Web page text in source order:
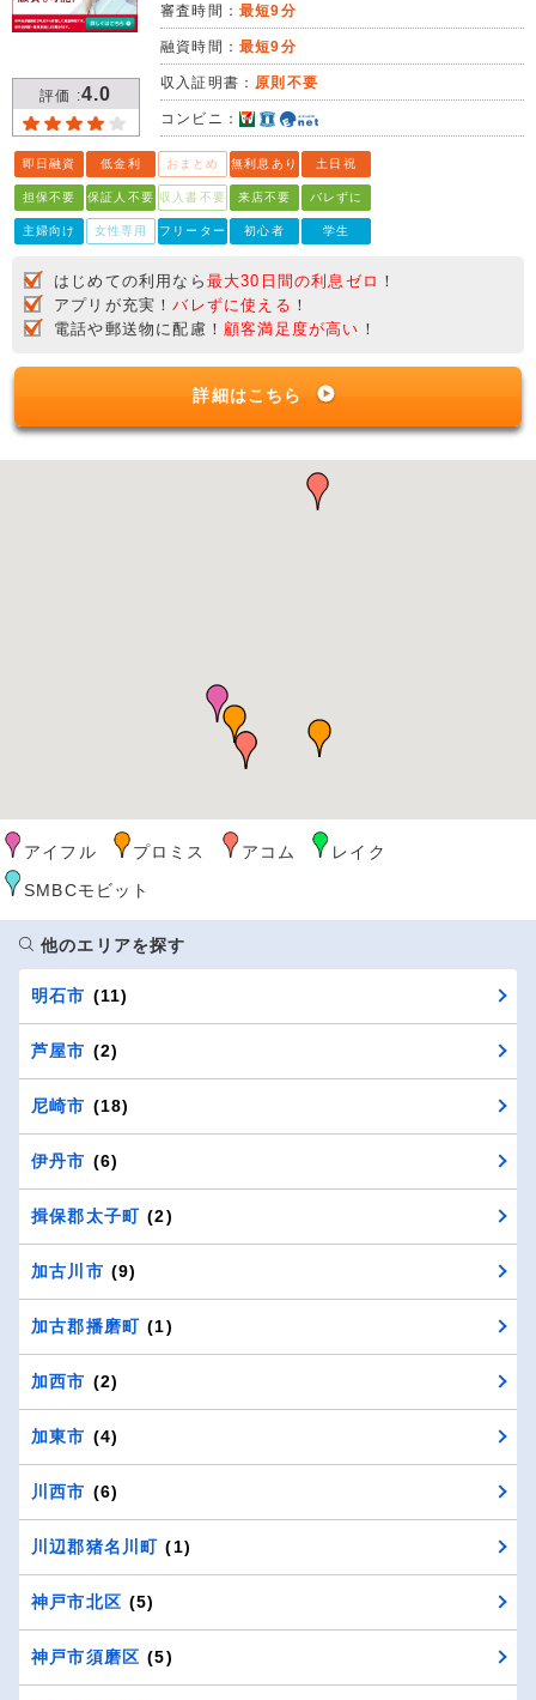
評価 :4.0
審査時間： 最短9分
融資時間： 最短9分
収入証明書： 原則不要
コンビニ：
即日融資 低金利 おまとめ 無利息あり 土日祝
担保不要 保証人不要 収入書不要 来店不要 バレずに
主婦向け 女性専用 フリーター 初心者 学生
はじめての利用なら 最大30日間の利息ゼロ ！
アプリが充実！バレずに使える ！
電話や郵送物に配慮！ 顧客満足度が高い ！
詳細はこちら
アイフル プロミス アコム
レイク
SMBCモビット
他のエリアを探す
明石市 (11)
芦屋市 (2)
尼崎市 (18)
伊丹市 (6)
揖保郡太子町 (2)
加古川市 (9)
加古郡播磨町 (1)
加西市 (2)
加東市 (4)
川西市 (6)
川辺郡猪名川町 (1)
神戸市北区 (5)
神戸市須磨区 (5)